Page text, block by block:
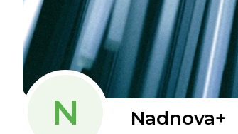
N Nadnova+